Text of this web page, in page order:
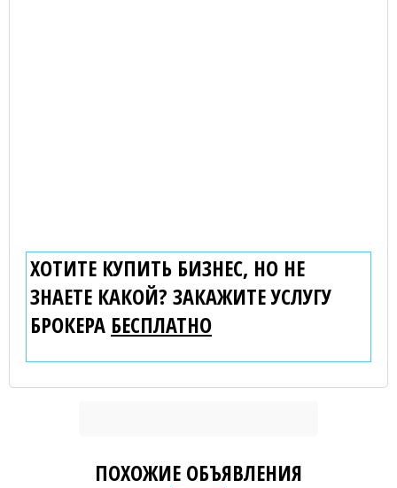
ХОТИТЕ КУПИТЬ БИЗНЕС, НО НЕ
ЗНАЕТЕ КАКОЙ? ЗАКАЖИТЕ УСЛУГУ
БРОКЕРА БЕСПЛАТНО
ПОХОЖИЕ ОБЪЯВЛЕНИЯ